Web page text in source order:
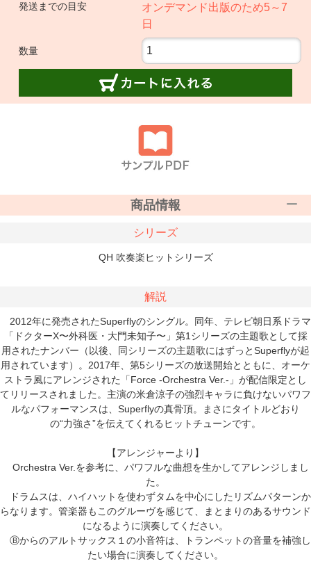
発送までの目安
オンデマンド出版のため5～7
日
数量
商品情報
シリーズ
QH 吹奏楽ヒットシリーズ
解説
2012年に発売されたSuperflyのシングル。同年、テレビ朝日系ドラマ
「ドクターX〜外科医・大門未知子〜」第1シリーズの主題歌として採
用されたナンバー（以後、同シリーズの主題歌にはずっとSuperflyが起
用されています）。2017年、第5シリーズの放送開始とともに、オーケ
ストラ風にアレンジされた「Force -Orchestra Ver.-」が配信限定とし
てリリースされました。主演の米倉涼子の強烈キャラに負けないパワフ
ルなパフォーマンスは、Superflyの真骨頂。まさにタイトルどおり
の“力強さ”を伝えてくれるヒットチューンです。
【アレンジャーより】
Orchestra Ver.を参考に、パワフルな曲想を生かしてアレンジしまし
た。
ドラムスは、ハイハットを使わずタムを中心にしたリズムパターンか
らなります。管楽器もこのグルーヴを感じて、まとまりのあるサウンド
になるように演奏してください。
Ⓑからのアルトサックス１の小音符は、トランペットの音量を補強し
たい場合に演奏してください。